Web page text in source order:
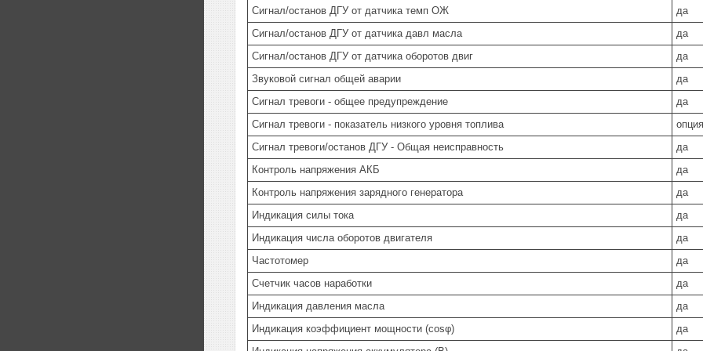
Сигнал/останов ДГУ от датчика темп ОЖ
да
Сигнал/останов ДГУ от датчика давл масла
да
Сигнал/останов ДГУ от датчика оборотов двиг
да
Звуковой сигнал общей аварии
да
Сигнал тревоги - общее предупреждение
да
Сигнал тревоги - показатель низкого уровня топлива
опция
Сигнал тревоги/останов ДГУ - Общая неисправность
да
Контроль напряжения АКБ
да
Контроль напряжения зарядного генератора
да
Индикация силы тока
да
Индикация числа оборотов двигателя
да
Частотомер
да
Счетчик часов наработки
да
Индикация давления масла
да
Индикация коэффициент мощности (cosφ)
да